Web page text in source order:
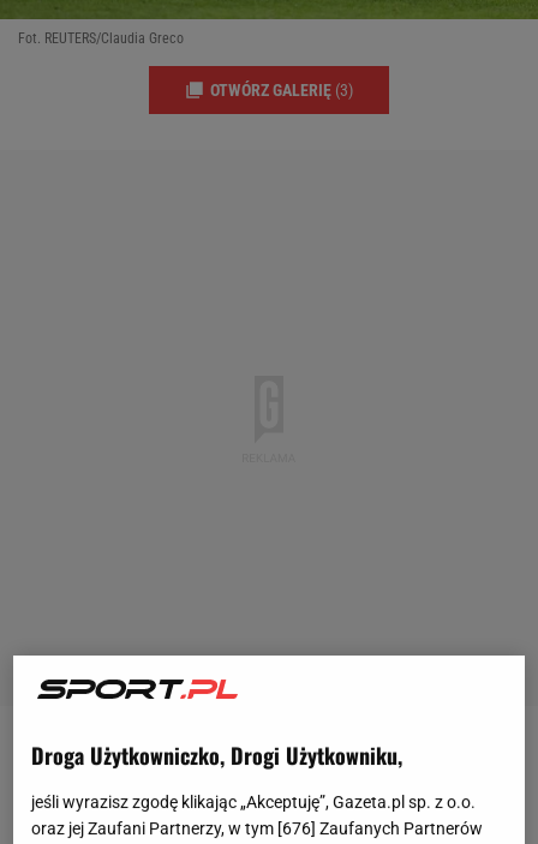
Fot. REUTERS/Claudia Greco
OTWÓRZ GALERIĘ (3)
Inter zmierza po kolejne mistrzostwo, ale w ostatniej
kolejce Serie A zanotował wpadkę i tylko
zremisował z walczącą o utrzymanie Parmą (2:2).
Droga Użytkowniczko, Drogi Użytkowniku,
jeśli wyrazisz zgodę klikając „Akceptuję”, Gazeta.pl sp. z o.o.
oraz jej Zaufani Partnerzy, w tym [676] Zaufanych Partnerów